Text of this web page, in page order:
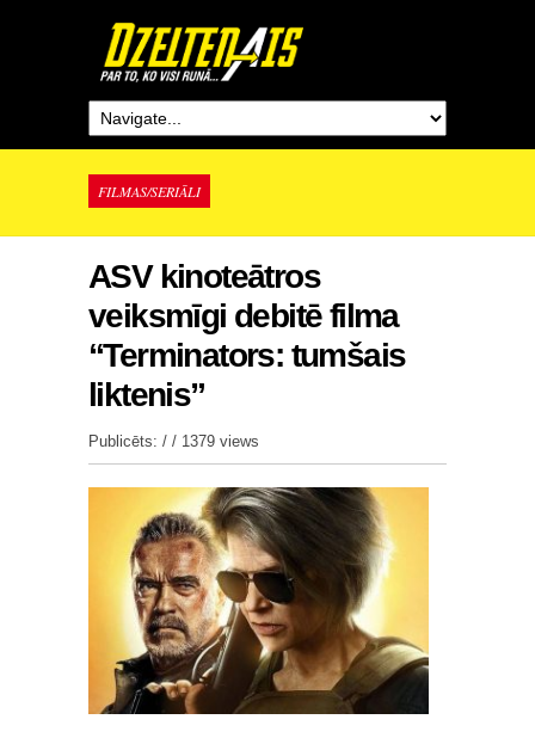
FILMAS/SERIĀLI
ASV kinoteātros
veiksmīgi debitē filma
“Terminators: tumšais
liktenis”
Publicēts: / / 1379 views